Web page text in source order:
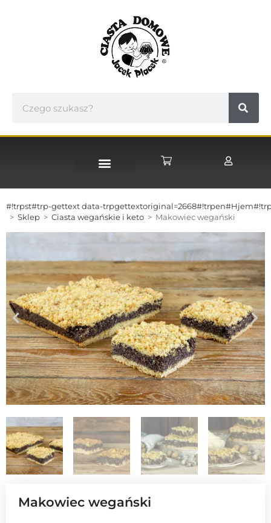
#!trpst#trp-gettext data-
> Sklep > Ciasta wegańskie i keto > Makowiec wegański
Makowiec wegański